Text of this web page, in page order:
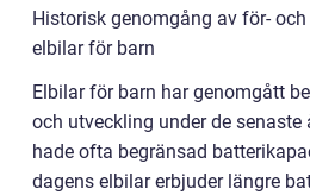
Historisk genomgång av för-
elbilar för barn
Elbilar för barn har genomgått
och utveckling under de senaste
hade ofta begränsad
dagens elbilar erbjuder längre